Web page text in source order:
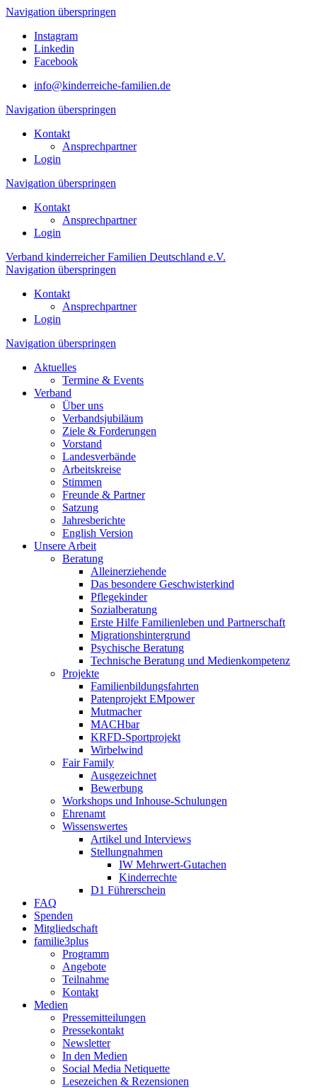
Navigation überspringen
Instagram
Linkedin
Facebook
info@kinderreiche-familien.de
Navigation überspringen
Kontakt
Ansprechpartner
Login
Navigation überspringen
Kontakt
Ansprechpartner
Login
Verband kinderreicher Familien Deutschland e.V.
Navigation überspringen
Kontakt
Ansprechpartner
Login
Navigation überspringen
Aktuelles
Termine & Events
Verband
Über uns
Verbandsjubiläum
Ziele & Forderungen
Vorstand
Landesverbände
Arbeitskreise
Stimmen
Freunde & Partner
Satzung
Jahresberichte
English Version
Unsere Arbeit
Beratung
Alleinerziehende
Das besondere Geschwisterkind
Pflegekinder
Sozialberatung
Erste Hilfe Familienleben und Partnerschaft
Migrationshintergrund
Psychische Beratung
Technische Beratung und Medienkompetenz
Projekte
Familienbildungsfahrten
Patenprojekt EMpower
Mutmacher
MACHbar
KRFD-Sportprojekt
Wirbelwind
Fair Family
Ausgezeichnet
Bewerbung
Workshops und Inhouse-Schulungen
Ehrenamt
Wissenswertes
Artikel und Interviews
Stellungnahmen
IW Mehrwert-Gutachen
Kinderrechte
D1 Führerschein
FAQ
Spenden
Mitgliedschaft
familie3plus
Programm
Angebote
Teilnahme
Kontakt
Medien
Pressemitteilungen
Pressekontakt
Newsletter
In den Medien
Social Media Netiquette
Lesezeichen & Rezensionen